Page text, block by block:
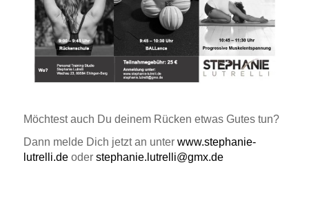
Möchtest auch Du deinem Rücken etwas Gutes tun?
Dann melde Dich jetzt an unter www.stephanie-
lutrelli.deoder stephanie.lutrelli@gmx.de